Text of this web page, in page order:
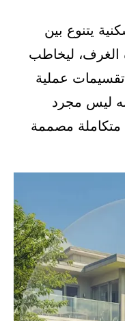
يتنوع بين
الغرف، ليخاطب
تقسيمات عملية
ليس مجرد
مصممة